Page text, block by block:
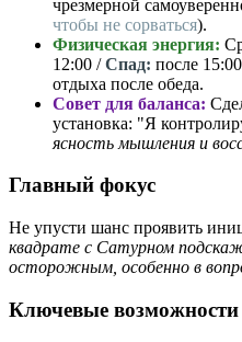
чрезмерной
чтобы не сорваться).
Физическая энергия:
12:00 /Спад: после
отдыха после обеда.
Совет для баланса:
установка: "Я
ясность мышления и
Главный фокус
Не упусти шанс проявить
квадрате с Сатурном
осторожным, особенно в
Ключевые возможности